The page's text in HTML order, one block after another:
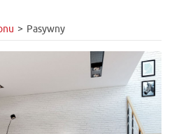
Pasywny